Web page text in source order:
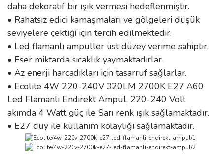
daha dekoratif bir ışık vermesi hedeflenmiştir.
• Rahatsız edici kamaşmaları ve gölgeleri düşük
seviyelere çektiği için tercih edilmektedir.
• Led flamanlı ampuller üst düzey verime sahiptir.
• Eser miktarda sıcaklık yaymaktadırlar.
• Az enerji harcadıkları için tasarruf sağlarlar.
• Ecolite 4W 220-240V 320LM 2700K E27 A60
Led Flamanlı Endirekt Ampul, 220-240 Volt
akımda 4 Watt güç ile Sarı renk ışık sağlamaktadır.
• E27 duy ile kullanım kolaylığı sağlamaktadır.